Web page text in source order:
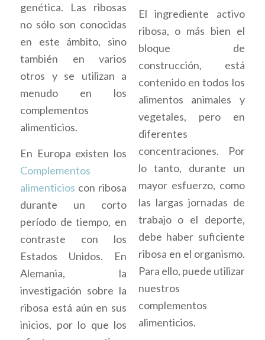
genética. Las ribosas
no sólo son conocidas
en este ámbito, sino
también en varios
otros y se utilizan a
menudo en los
complementos
alimenticios.
En Europa existen los
Complementos
alimenticios con ribosa
durante un corto
período de tiempo, en
contraste con los
Estados Unidos. En
Alemania, la
investigación sobre la
ribosa está aún en sus
inicios, por lo que los
El ingrediente activo
ribosa, o más bien el
bloque de
construcción, está
contenido en todos los
alimentos animales y
vegetales, pero en
diferentes
concentraciones. Por
lo tanto, durante un
mayor esfuerzo, como
las largas jornadas de
trabajo o el deporte,
debe haber suficiente
ribosa en el organismo.
Para ello, puede utilizar
nuestros
complementos
alimenticios.